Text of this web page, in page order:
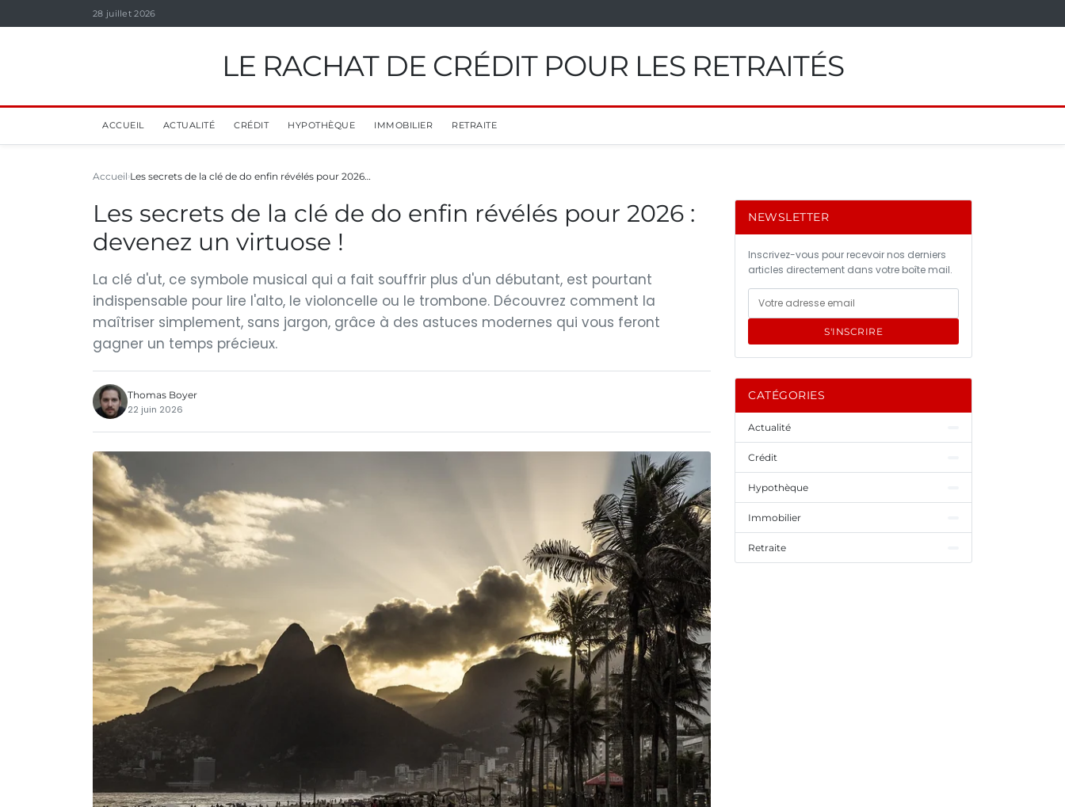
28 juillet 2026
LE RACHAT DE CRÉDIT POUR LES RETRAITÉS
ACCUEIL ACTUALITÉ CRÉDIT HYPOTHÈQUE IMMOBILIER RETRAITE
Accueil Les secrets de la clé de do enfin révélés pour 2026…
Les secrets de la clé de do enfin révélés pour 2026 :
devenez un virtuose !
La clé d'ut, ce symbole musical qui a fait souffrir plus d'un débutant, est pourtant
indispensable pour lire l'alto, le violoncelle ou le trombone. Découvrez comment la
maîtriser simplement, sans jargon, grâce à des astuces modernes qui vous feront
gagner un temps précieux.
Thomas Boyer
22 juin 2026
NEWSLETTER
Inscrivez-vous pour recevoir nos derniers
articles directement dans votre boîte mail.
S'INSCRIRE
CATÉGORIES
Actualité
Crédit
Hypothèque
Immobilier
Retraite